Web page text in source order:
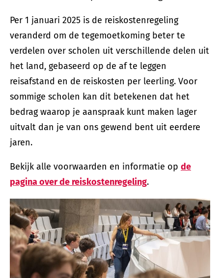
Per 1 januari 2025 is de reiskostenregeling
veranderd om de tegemoetkoming beter te
verdelen over scholen uit verschillende delen uit
het land, gebaseerd op de af te leggen
reisafstand en de reiskosten per leerling. Voor
sommige scholen kan dit betekenen dat het
bedrag waarop je aanspraak kunt maken lager
uitvalt dan je van ons gewend bent uit eerdere
jaren.
Bekijk alle voorwaarden en informatie op de
pagina over de reiskostenregeling.